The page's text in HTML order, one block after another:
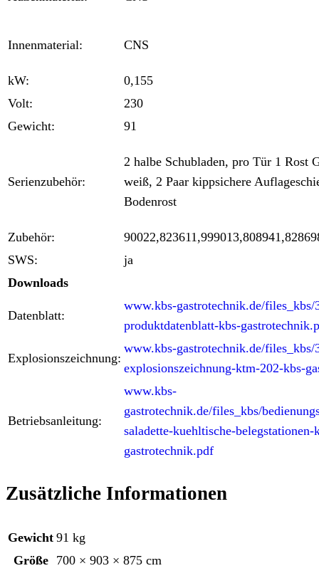
Innenmaterial: CNS
kW:
0,155
Volt:
230
Gewicht:
91
Serienzubehör:
2 halbe Schubladen, pro Tür 1 Rost
weiß, 2 Paar kippsichere
Bodenrost
Zubehör:
SWS:
ja
Downloads
Datenblatt:
www.kbs-gastrotechnik.de/files_kbs/
produktdatenblatt-kbs-
Explosionszeichnung:
www.kbs-gastrotechnik.de/files_kbs/
explosionszeichnung-ktm-202-kbs-
Betriebsanleitung:
www.kbs-
gastrotechnik.de/files_kbs/
saladette-kuehltische-belegstationen-
gastrotechnik.pdf
Zusätzliche Informationen
Gewicht 91 kg
Größe
700 × 903 × 875 cm